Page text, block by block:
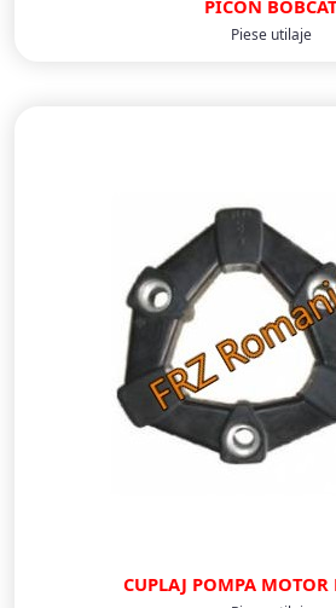
PICON BOBCAT
Piese utilaje
CUPLAJ POMPA MOTOR